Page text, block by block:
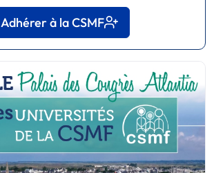
Adhérer à la CSMF